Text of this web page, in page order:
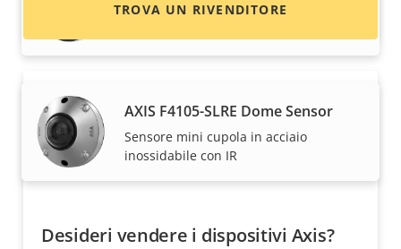
AXIS F4105-SLRE Dome Sensor
Sensore mini cupola in acciaio
inossidabile con IR
TROVA UN RIVENDITORE
Desideri vendere i dispositivi Axis?